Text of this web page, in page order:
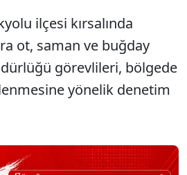
ilçesi kırsalında
ot, saman ve buğday
görevlileri, bölgede
yönelik denetim